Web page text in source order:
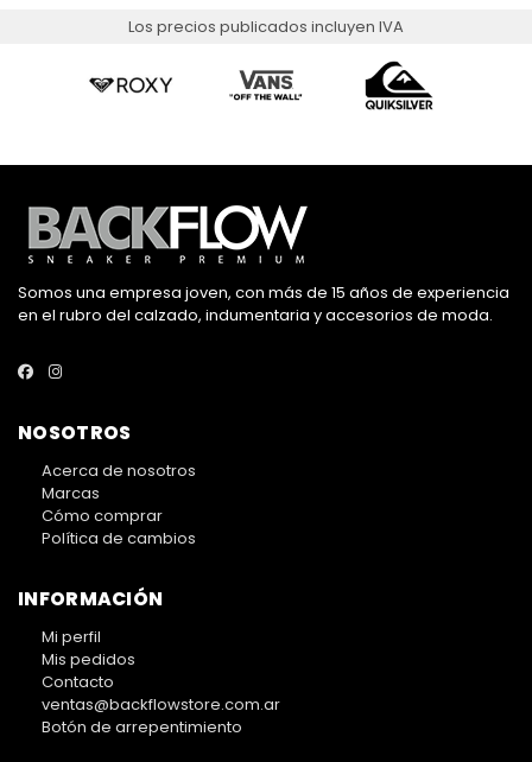
Los precios publicados incluyen IVA
Somos una empresa joven, con más de 15 años de experiencia
en el rubro del calzado, indumentaria y accesorios de moda.
NOSOTROS
Acerca de nosotros
Marcas
Cómo comprar
Política de cambios
INFORMACIÓN
Mi perfil
Mis pedidos
Contacto
ventas@backflowstore.com.ar
Botón de arrepentimiento